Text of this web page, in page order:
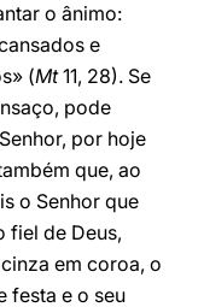
o ânimo:
e
(Mt11, 28). Se
pode
por hoje
que, ao
o Senhor que
fiel de Deus,
em coroa, o
festa e o seu